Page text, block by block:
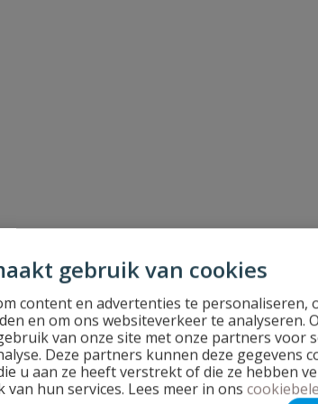
gebruik van cookies
content en advertenties te personaliseren,
en om ons websiteverkeer te analyseren.
van onze site met onze partners voor
Deze partners kunnen deze gegevens
u aan ze heeft verstrekt of die ze hebben
hun services. Lees meer in ons